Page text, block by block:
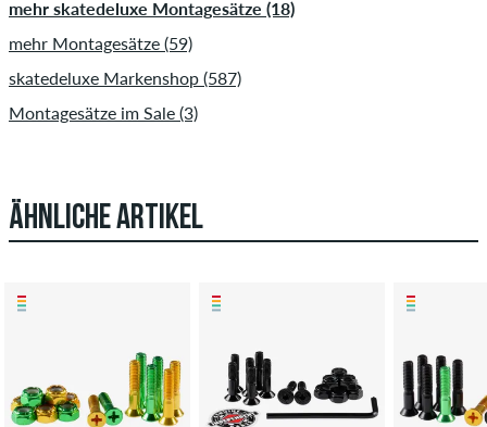
mehr skatedeluxe Montagesätze (18)
mehr Montagesätze (59)
skatedeluxe Markenshop (587)
Montagesätze im Sale (3)
ÄHNLICHE ARTIKEL